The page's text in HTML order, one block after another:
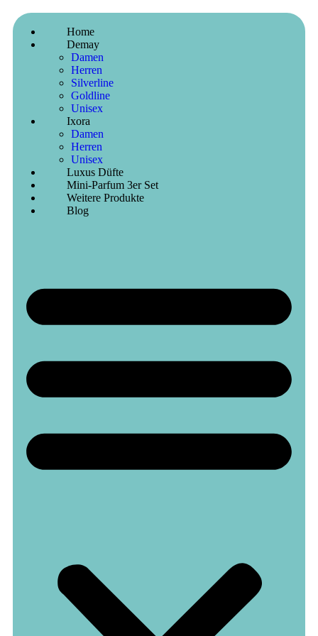
Home
Demay
Damen
Herren
Silverline
Goldline
Unisex
Ixora
Damen
Herren
Unisex
Luxus Düfte
Mini-Parfum 3er Set
Weitere Produkte
Blog